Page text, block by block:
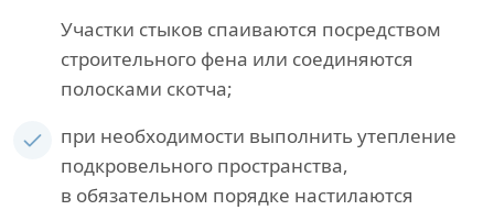
Участки стыков спаиваются посредством
строительного фена или соединяются
полосками скотча;
при необходимости выполнить утепление
подкровельного пространства,
в обязательном порядке настилаются